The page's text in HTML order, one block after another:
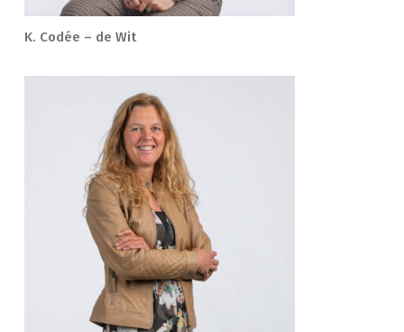
K. Codée – de Wit